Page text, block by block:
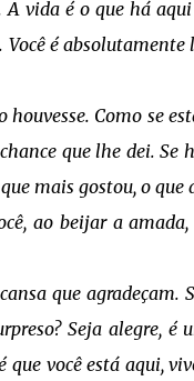
vida é o que há aqui
Você é
Como se
que lhe dei. Se
mais gostou, o que
ao beijar a amada,
que agradeçam.
Seja alegre, é
você está aqui,